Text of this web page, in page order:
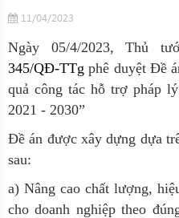
11/04/2023
Ngày 05/4/2023, Thủ
345/QĐ-TTg phê duyệt Đề
quả công tác hỗ trợ pháp
2021 - 2030”
Đề án được xây dựng dựa
sau:
a) Nâng cao chất lượng,
cho doanh nghiệp theo